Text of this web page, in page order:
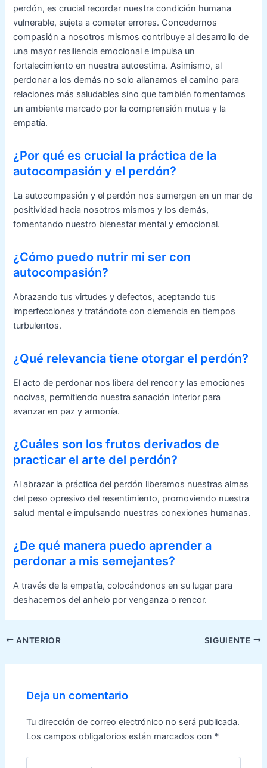
perdón, es crucial recordar nuestra condición humana
vulnerable, sujeta a cometer errores. Concedernos
compasión a nosotros mismos contribuye al desarrollo de
una mayor resiliencia emocional e impulsa un
fortalecimiento en nuestra autoestima. Asimismo, al
perdonar a los demás no solo allanamos el camino para
relaciones más saludables sino que también fomentamos
un ambiente marcado por la comprensión mutua y la
empatía.
¿Por qué es crucial la práctica de la
autocompasión y el perdón?
La autocompasión y el perdón nos sumergen en un mar de
positividad hacia nosotros mismos y los demás,
fomentando nuestro bienestar mental y emocional.
¿Cómo puedo nutrir mi ser con
autocompasión?
Abrazando tus virtudes y defectos, aceptando tus
imperfecciones y tratándote con clemencia en tiempos
turbulentos.
¿Qué relevancia tiene otorgar el perdón?
El acto de perdonar nos libera del rencor y las emociones
nocivas, permitiendo nuestra sanación interior para
avanzar en paz y armonía.
¿Cuáles son los frutos derivados de
practicar el arte del perdón?
Al abrazar la práctica del perdón liberamos nuestras almas
del peso opresivo del resentimiento, promoviendo nuestra
salud mental e impulsando nuestras conexiones humanas.
¿De qué manera puedo aprender a
perdonar a mis semejantes?
A través de la empatía, colocándonos en su lugar para
deshacernos del anhelo por venganza o rencor.
Navegación
ANTERIOR SIGUIENTE
Deja un comentario
Tu dirección de correo electrónico no será publicada.
Los campos obligatorios están marcados con *
Escribe